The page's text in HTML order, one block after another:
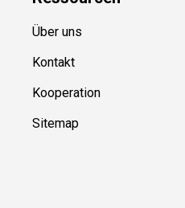
Ressource
Über uns
Kontakt